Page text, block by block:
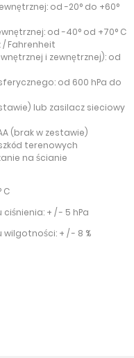
od -20° do +60°
od -40° od +70° C
/ Fahrenheit
i zewnętrznej): od
od 600 hPa do
lub zasilacz sieciowy
(brak w zestawie)
terenowych
na ścianie
C
+ / - 5 hPa
+ / - 8 %